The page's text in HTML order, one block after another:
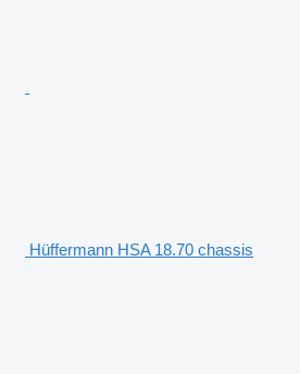
Hüffermann HSA 18.70 chassis